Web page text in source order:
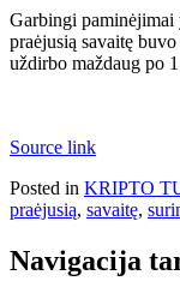
Garbingi
praėjusią savaitę
uždirbo maždaug po
Source link
Posted in KRIPTO
praėjusią, savaitę,
Navigacija